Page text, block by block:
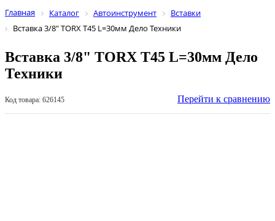
Главная Каталог Автоинструмент
Вставки
Вставка 3/8" TORX T45 L=30мм Дело Техники
Вставка 3/8" TORX T45 L=30мм Дело
Техники
Код товара: 626145 Перейти к сравнению